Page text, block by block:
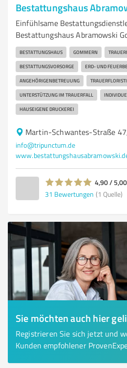
Bestattungshaus
Einfühlsame
Bestattungshaus Abramowski
BESTATTUNGSHAUS GOMMERN
BESTATTUNGSVORSORGE ERD- UND
ANGEHÖRIGENBETREUUNG
UNTERSTÜTZUNG IM TRAUERFALL
HAUSEIGENE DRUCKEREI
Martin-Schwantes-Straße
info@tripunctum.de
4,90 / 5,00
31 Bewertungen (1 Quelle)
Sie möchten auch hier
Registrieren Sie sich jetzt und
Kunden empfohlener